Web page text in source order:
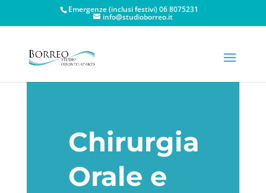
Emergenze (inclusi festivi) 06 8075231
info@studioborreo.it
Chirurgia
Orale e